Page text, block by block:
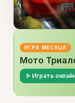
ИГРА МЕСЯЦА
Мото
play_arrow Играть